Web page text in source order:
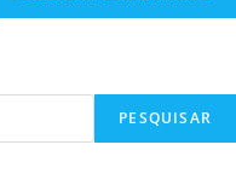
PESQUISAR